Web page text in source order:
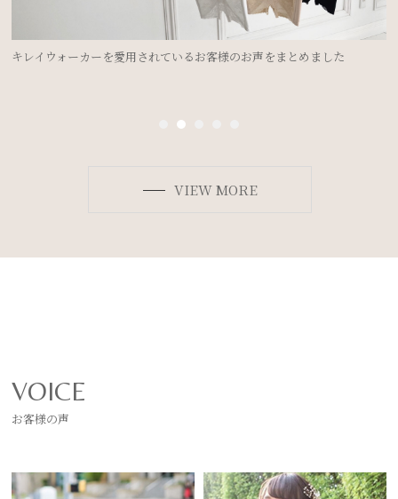
ドレスを着るのにブライダルインナーは必要？②＜ドレスのデザイン別
VIEW MORE
VOICE
お客様の声